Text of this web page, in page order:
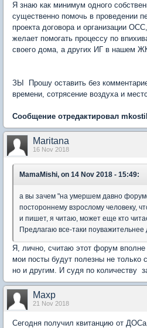
Я знаю как минимум одного
существенно помочь в проведении
проекта договора и организации
желает помогать процессу по
своего дома, а других ИГ в нашем
ЗЫ Прошу оставить без
времени, сотрясение воздуха и
Сообщение отредактировал
Maritana
16 Nov 2018
MamaMishi, on 14 Nov 2018 - 15:49:
а вы зачем "на умершем давно
постороннему взрослому человеку,
и пишет, я читаю, может еще кто
Предлагаю все-таки поуважительнее
Я, лично, считаю этот форум
мои посты будут полезны не
но и другим. И судя по количеству
Maxp
21 Nov 2018
Сегодня получил квитанцию от